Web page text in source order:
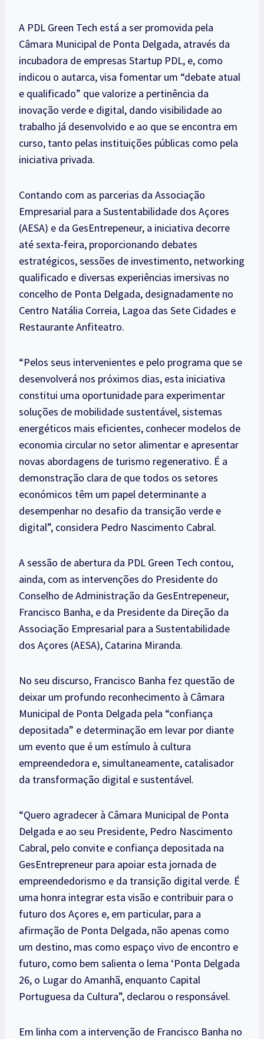
A PDL Green Tech está a ser promovida pela
Câmara Municipal de Ponta Delgada, através da
incubadora de empresas Startup PDL, e, como
indicou o autarca, visa fomentar um “debate atual
e qualificado” que valorize a pertinência da
inovação verde e digital, dando visibilidade ao
trabalho já desenvolvido e ao que se encontra em
curso, tanto pelas instituições públicas como pela
iniciativa privada.
Contando com as parcerias da Associação
Empresarial para a Sustentabilidade dos Açores
(AESA) e da GesEntrepeneur, a iniciativa decorre
até sexta-feira, proporcionando debates
estratégicos, sessões de investimento, networking
qualificado e diversas experiências imersivas no
concelho de Ponta Delgada, designadamente no
Centro Natália Correia, Lagoa das Sete Cidades e
Restaurante Anfiteatro.
“Pelos seus intervenientes e pelo programa que se
desenvolverá nos próximos dias, esta iniciativa
constitui uma oportunidade para experimentar
soluções de mobilidade sustentável, sistemas
energéticos mais eficientes, conhecer modelos de
economia circular no setor alimentar e apresentar
novas abordagens de turismo regenerativo. É a
demonstração clara de que todos os setores
económicos têm um papel determinante a
desempenhar no desafio da transição verde e
digital”, considera Pedro Nascimento Cabral.
A sessão de abertura da PDL Green Tech contou,
ainda, com as intervenções do Presidente do
Conselho de Administração da GesEntrepeneur,
Francisco Banha, e da Presidente da Direção da
Associação Empresarial para a Sustentabilidade
dos Açores (AESA), Catarina Miranda.
No seu discurso, Francisco Banha fez questão de
deixar um profundo reconhecimento à Câmara
Municipal de Ponta Delgada pela “confiança
depositada” e determinação em levar por diante
um evento que é um estímulo à cultura
empreendedora e, simultaneamente, catalisador
da transformação digital e sustentável.
“Quero agradecer à Câmara Municipal de Ponta
Delgada e ao seu Presidente, Pedro Nascimento
Cabral, pelo convite e confiança depositada na
GesEntrepreneur para apoiar esta jornada de
empreendedorismo e da transição digital verde. É
uma honra integrar esta visão e contribuir para o
futuro dos Açores e, em particular, para a
afirmação de Ponta Delgada, não apenas como
um destino, mas como espaço vivo de encontro e
futuro, como bem salienta o lema ‘Ponta Delgada
26, o Lugar do Amanhã, enquanto Capital
Portuguesa da Cultura”, declarou o responsável.
Em linha com a intervenção de Francisco Banha no